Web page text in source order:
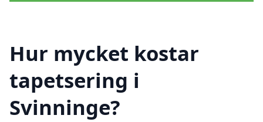
Hur mycket kostar
tapetsering i
Svinninge?